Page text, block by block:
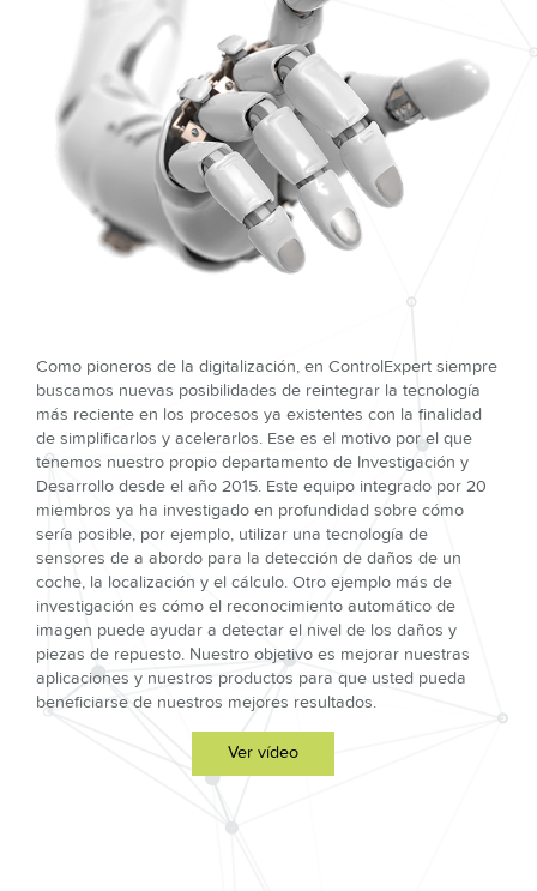
Como pioneros de la digitalización, en ControlExpert siempre
buscamos nuevas posibilidades de reintegrar la tecnología
más reciente en los procesos ya existentes con la finalidad
de simplificarlos y acelerarlos. Ese es el motivo por el que
tenemos nuestro propio departamento de Investigación y
Desarrollo desde el año 2015. Este equipo integrado por 20
miembros ya ha investigado en profundidad sobre cómo
sería posible, por ejemplo, utilizar una tecnología de
sensores de a abordo para la detección de daños de un
coche, la localización y el cálculo. Otro ejemplo más de
investigación es cómo el reconocimiento automático de
imagen puede ayudar a detectar el nivel de los daños y
piezas de repuesto. Nuestro objetivo es mejorar nuestras
aplicaciones y nuestros productos para que usted pueda
beneficiarse de nuestros mejores resultados.
Ver vídeo